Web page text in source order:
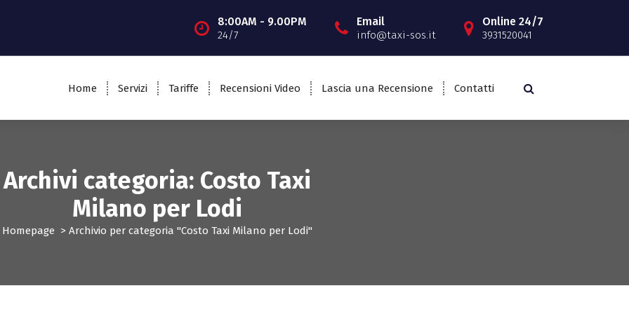
8:00AM - 9.00PM
24/7
Email
info@taxi-sos.it
Online 24/7
3931520041
Home Servizi Tariffe Recensioni Video Lascia una Recensione Contatti
Archivi categoria: Costo Taxi
Milano per Lodi
Homepage > Archivio per categoria "Costo Taxi Milano per Lodi"